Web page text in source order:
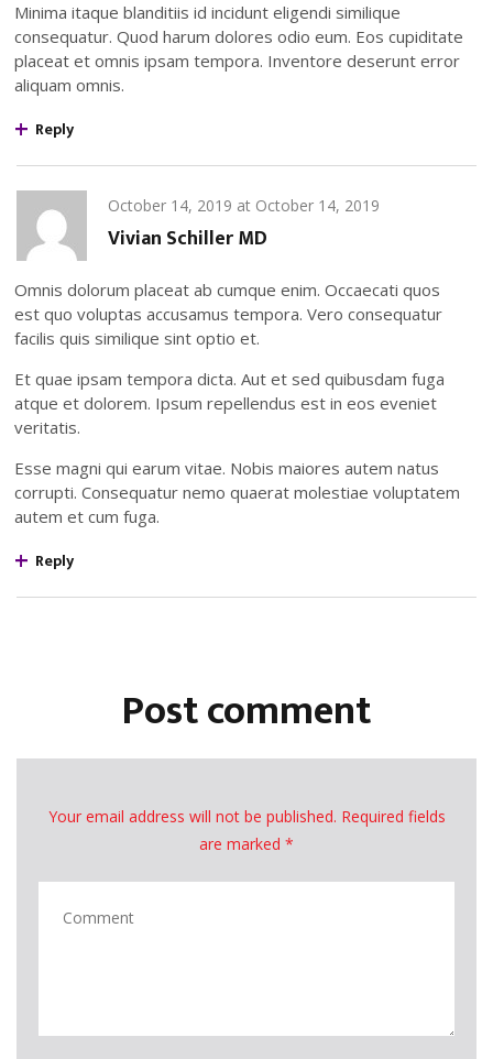
Minima itaque blanditiis id incidunt eligendi similique
consequatur. Quod harum dolores odio eum. Eos cupiditate
placeat et omnis ipsam tempora. Inventore deserunt error
aliquam omnis.
Reply
October 14, 2019 at October 14, 2019
Vivian Schiller MD
Omnis dolorum placeat ab cumque enim. Occaecati quos
est quo voluptas accusamus tempora. Vero consequatur
facilis quis similique sint optio et.
Et quae ipsam tempora dicta. Aut et sed quibusdam fuga
atque et dolorem. Ipsum repellendus est in eos eveniet
veritatis.
Esse magni qui earum vitae. Nobis maiores autem natus
corrupti. Consequatur nemo quaerat molestiae voluptatem
autem et cum fuga.
Reply
Post comment
Your email address will not be published. Required fields
are marked *